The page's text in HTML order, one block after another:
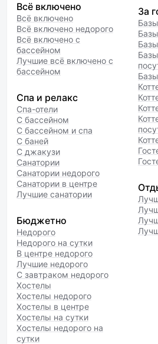
Всё включено
Всё включено
Всё включено недорого
Всё включено с
бассейном
Лучшие всё включено с
бассейном
Спа и релакс
Спа-отели
С бассейном
С бассейном и спа
С баней
С джакузи
Санатории
Санатории недорого
Санатории в центре
Лучшие санатории
Бюджетно
Недорого
Недорого на сутки
В центре недорого
Лучшие недорого
С завтраком недорого
Хостелы
Хостелы недорого
Хостелы в центре
Хостелы на сутки
Хостелы недорого на
сутки
За